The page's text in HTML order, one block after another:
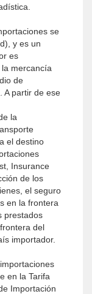
se
y es un
es
mercancía
de
A partir de ese
la
el destino
Insurance
de los
el seguro
en la frontera
prestados
del
importador.
en la Tarifa
Importación